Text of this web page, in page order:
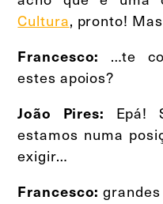
Cultura, pronto!
Francesco:
…te
estes apoios?
João Pires: Epá!
estamos numa
exigir…
Francesco: